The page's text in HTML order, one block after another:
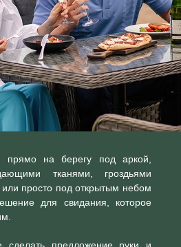
прямо на берегу под аркой,
тканями, гроздьями
просто под открытым небом
для свидания, которое